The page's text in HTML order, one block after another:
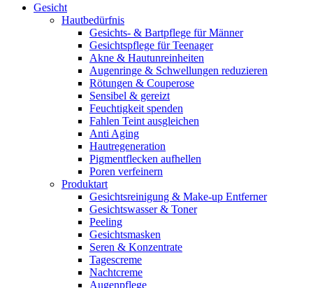
Gesicht
Hautbedürfnis
Gesichts- & Bartpflege für Männer
Gesichtspflege für Teenager
Akne & Hautunreinheiten
Augenringe & Schwellungen reduzieren
Rötungen & Couperose
Sensibel & gereizt
Feuchtigkeit spenden
Fahlen Teint ausgleichen
Anti Aging
Hautregeneration
Pigmentflecken aufhellen
Poren verfeinern
Produktart
Gesichtsreinigung & Make-up Entferner
Gesichtswasser & Toner
Peeling
Gesichtsmasken
Seren & Konzentrate
Tagescreme
Nachtcreme
Augenpflege